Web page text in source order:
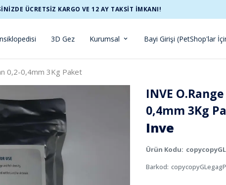
ÜCRETSİZ KARGO VE 12 AY TAKSİT İMKANI!
3D Gez Kurumsal Bayi Girişi (PetShop'lar
0,2-0,4mm 3Kg Paket
INVE
0,4mm 3Kg
Inve
Ürün Kodu:
Barkod: